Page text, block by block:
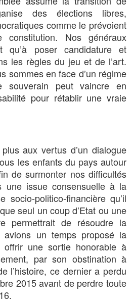
des élections libres,
comme le prévoient
Nos généraux
qu’à poser candidature et
les règles du jeu et de l’art.
sommes en face d’un régime
peut vaincre en
pour rétablir une vraie
aux vertus d’un dialogue
les enfants du pays autour
de surmonter nos difficultés
une issue consensuelle à la
socio-politico-financière qu’il
seul un coup d’Etat ou une
permettrait de résoudre la
avions un temps proposé la
une sortie honorable à
par son obstination à
l’histoire, ce dernier a perdu
2015 avant de perdre toute